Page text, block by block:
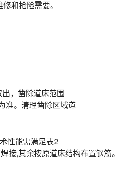
和抢险需要。
，凿除道床范围
准。清理凿除区域道
性能需满足表2
接,其余按原道床结构布置钢筋。